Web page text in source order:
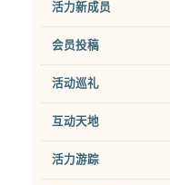
活力新成员
会员投稿
活动巡礼
互动天地
活力游踪